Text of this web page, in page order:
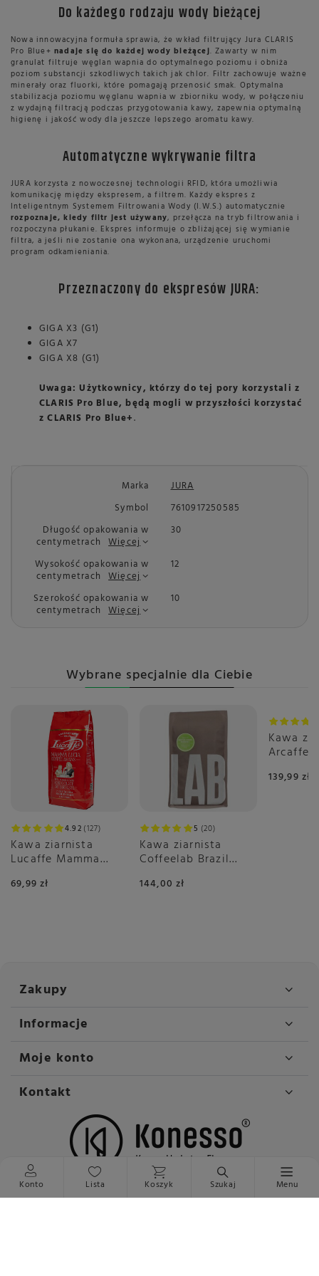
Do każdego rodzaju wody bieżącej
Nowa innowacyjna formuła sprawia, że wkład filtrujący Jura CLARIS
Pro Blue+nadaje się do każdej wody bieżącej. Zawarty w nim
granulat filtruje węglan wapnia do optymalnego poziomu i obniża
poziom substancji szkodliwych takich jak chlor. Filtr zachowuje ważne
minerały oraz fluorki, które pomagają przenosić smak. Optymalna
stabilizacja poziomu węglanu wapnia w zbiorniku wody, w połączeniu
z wydajną filtracją podczas przygotowania kawy, zapewnia optymalną
higienę i jakość wody dla jeszcze lepszego aromatu kawy.
Automatyczne wykrywanie filtra
JURA korzysta z nowoczesnej technologii RFID, która umożliwia
komunikację między ekspresem, a filtrem. Każdy ekspres z
Inteligentnym Systemem Filtrowania Wody (I.W.S.) automatycznie
rozpoznaje, kiedy filtr jest używany, przełącza na tryb filtrowania i
rozpoczyna płukanie. Ekspres informuje o zbliżającej się wymianie
filtra, a jeśli nie zostanie ona wykonana, urządzenie uruchomi
program odkamieniania.
Przeznaczony do ekspresów JURA:
GIGA X3 (G1)
GIGA X7
GIGA X8 (G1)
Uwaga: Użytkownicy, którzy do tej pory korzystali z
CLARIS Pro Blue, będą mogli w przyszłości korzystać
z CLARIS Pro Blue+.
Marka
JURA
Symbol
7610917250585
Długość opakowania w
centymetrach Więcej
30
Wysokość opakowania w
centymetrach Więcej
12
Szerokość opakowania w
centymetrach Więcej
10
Wybrane specjalnie dla Ciebie
4.92 127
Kawa ziarnista
Lucaffe Mamma
69,99 zł
5 20
Kawa ziarnista
Coffeelab Brazil
1kg
144,00 zł
Kawa
Arcaffe
139,99 zł
Zakupy
Informacje
Moje konto
Kontakt
Konto Lista Koszyk Szukaj Menu